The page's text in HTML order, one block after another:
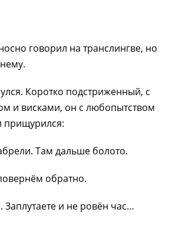
говорил на транслингве, но
Коротко подстриженный, с
и висками, он с любопытством
прищурился:
Там дальше болото.
обратно.
и не ровён час…